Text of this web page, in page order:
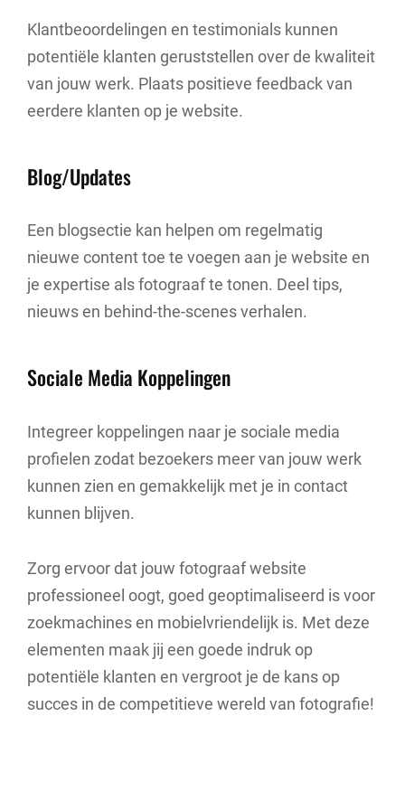
Klantbeoordelingen en testimonials kunnen
potentiële klanten geruststellen over de kwaliteit
van jouw werk. Plaats positieve feedback van
eerdere klanten op je website.
Blog/Updates
Een blogsectie kan helpen om regelmatig
nieuwe content toe te voegen aan je website en
je expertise als fotograaf te tonen. Deel tips,
nieuws en behind-the-scenes verhalen.
Sociale Media Koppelingen
Integreer koppelingen naar je sociale media
profielen zodat bezoekers meer van jouw werk
kunnen zien en gemakkelijk met je in contact
kunnen blijven.
Zorg ervoor dat jouw fotograaf website
professioneel oogt, goed geoptimaliseerd is voor
zoekmachines en mobielvriendelijk is. Met deze
elementen maak jij een goede indruk op
potentiële klanten en vergroot je de kans op
succes in de competitieve wereld van fotografie!